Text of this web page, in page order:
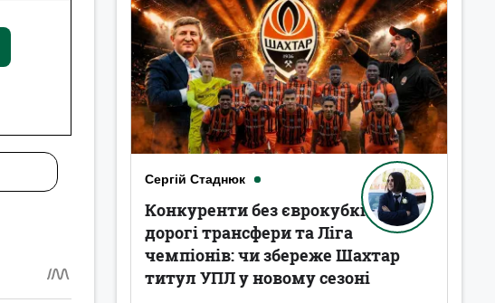
Сергій Стаднюк
Конкуренти без єврокубків,
дорогі трансфери та Ліга
чемпіонів: чи збереже Шахтар
титул УПЛ у новому сезоні